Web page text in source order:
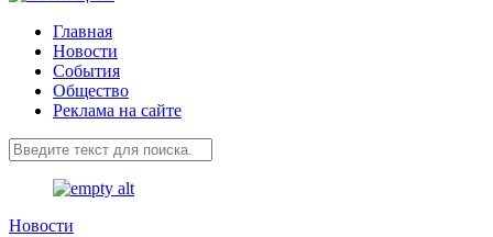
Главная
Новости
События
Общество
Реклама на сайте
Новости